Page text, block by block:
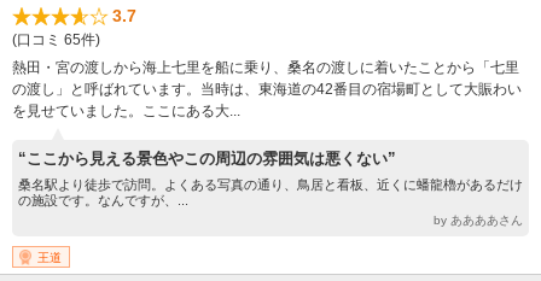
3.7
(口コミ 65件)
熱田・宮の渡しから海上七里を船に乗り、桑名の渡しに着いたことから「七里
の渡し」と呼ばれています。当時は、東海道の42番目の宿場町として大賑わい
を見せていました。ここにある大...
“ここから見える景色やこの周辺の雰囲気は悪くない”
桑名駅より徒歩で訪問。よくある写真の通り、鳥居と看板、近くに蟠龍櫓があるだけ
の施設です。なんですが、...
by ああああさん
王道